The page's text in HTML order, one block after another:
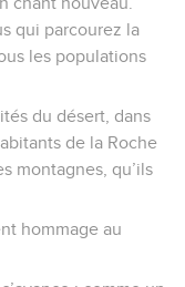
qui parcourez la
les populations
du désert, dans
de la Roche
montagnes, qu’ils
hommage au